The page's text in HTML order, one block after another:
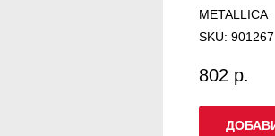
METALLICA
SKU: 901267
802 р.